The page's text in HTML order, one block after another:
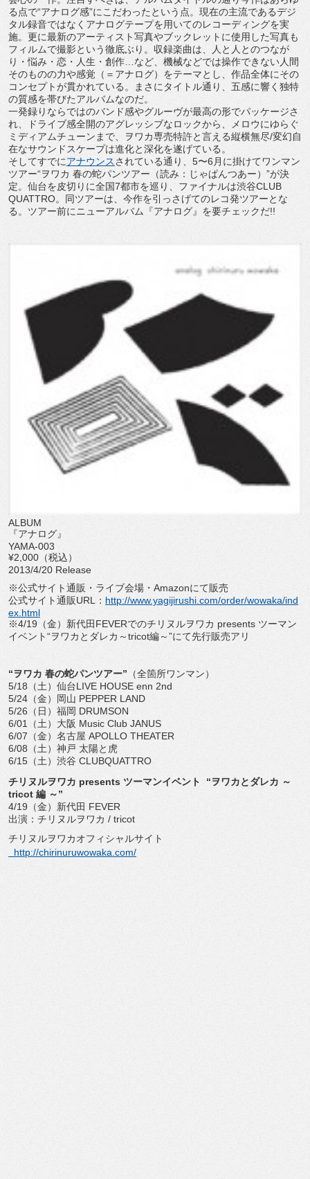
る点で“アナログ感”にこだわったという点。現在の主流であるデジ
タル録音ではなくアナログテープを用いてのレコーディングを実
施。更に最新のアーティスト写真やブックレットに使用した写真も
フィルムで撮影という徹底ぶり。収録楽曲は、人と人とのつなが
り・悩み・恋・人生・創作…など、機械などでは操作できない人間
そのものの力や感覚（＝アナログ）をテーマとし、作品全体にその
コンセプトが貫かれている。まさにタイトル通り、五感に響く独特
の質感を帯びたアルバムなのだ。
一発録りならではのバンド感やグルーヴが最高の形でパッケージさ
れ、ドライブ感全開のアグレッシブなロックから、メロウにゆらぐ
ミディアムチューンまで、ヲワカ専売特許と言える縦横無尽/変幻自
在なサウンドスケープは進化と深化を遂げている。
そしてすでにアナウンスされている通り、5〜6月に掛けてワンマン
ツアー“ヲワカ 春の蛇パンツアー（読み：じゃぱんつあー）”が決
定。仙台を皮切りに全国7都市を巡り、ファイナルは渋谷CLUB
QUATTRO。同ツアーは、今作を引っさげてのレコ発ツアーとな
る。ツアー前にニューアルバム『アナログ』を要チェックだ!!
ALBUM
『アナログ』
YAMA-003
¥2,000（税込）
2013/4/20 Release
※公式サイト通販・ライブ会場・Amazonにて販売
公式サイト通販URL： http://www.yagijirushi.com/order/wowaka/ind
ex.html
※4/19（金）新代田FEVERでのチリヌルヲワカ presents ツーマン
イベント“ヲワカとダレカ～tricot編～”にて先行販売アリ
“ヲワカ 春の蛇パンツアー” （全箇所ワンマン）
5/18（土）仙台LIVE HOUSE enn 2nd
5/24（金）岡山 PEPPER LAND
5/26（日）福岡 DRUMSON
6/01（土）大阪 Music Club JANUS
6/07（金）名古屋 APOLLO THEATER
6/08（土）神戸 太陽と虎
6/15（土）渋谷 CLUBQUATTRO
チリヌルヲワカ presents ツーマンイベント “ヲワカとダレカ ～
tricot 編 ～”
4/19（金）新代田 FEVER
出演：チリヌルヲワカ / tricot
チリヌルヲワカオフィシャルサイト
http://chirinuruwowaka.com/